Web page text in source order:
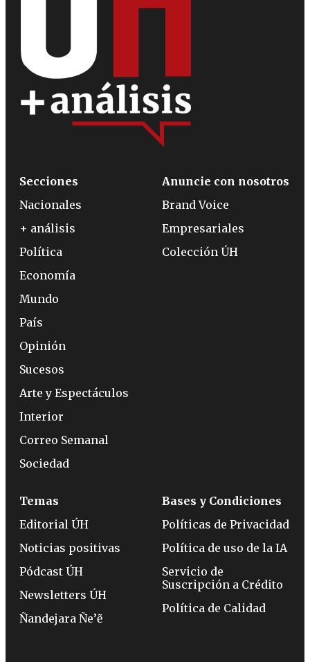
Secciones
Nacionales
+ análisis
Política
Economía
Mundo
País
Opinión
Sucesos
Arte y Espectáculos
Interior
Correo Semanal
Sociedad
Anuncie con nosotros
Brand Voice
Empresariales
Colección ÚH
Temas
Editorial ÚH
Noticias positivas
Pódcast ÚH
Newsletters ÚH
Ñandejara Ñe’ẽ
Bases y Condiciones
Políticas de Privacidad
Política de uso de la IA
Servicio de
Suscripción a Crédito
Política de Calidad